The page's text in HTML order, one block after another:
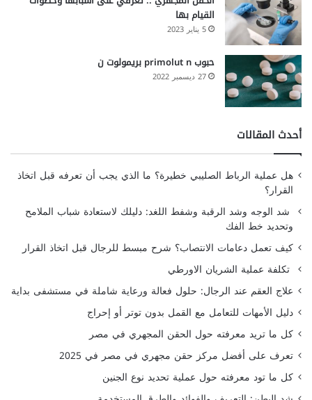
القيام بها
5 يناير 2023
حبوب primolut n بريمولوت ن
27 ديسمبر 2022
أحدث المقالات
هل عملية الرباط الصليبي خطيرة؟ ما الذي يجب أن تعرفه قبل اتخاذ
القرار؟
شد الوجه وشد الرقبة وشفط اللغد: دليلك لاستعادة شباب الملامح
وتحديد خط الفك
كيف تعمل دعامات الانتصاب؟ شرح مبسط للرجال قبل اتخاذ القرار
تكلفة عملية الشريان الاورطي
علاج العقم عند الرجال: حلول فعالة ورعاية شاملة في مستشفى بداية
دليل الأمهات للتعامل مع القمل بدون توتر أو إحراج
كل ما تريد معرفته حول الحقن المجهري في مصر
تعرف على أفضل مركز حقن مجهري في مصر في 2025
كل ما تود معرفته حول عملية تحديد نوع الجنين